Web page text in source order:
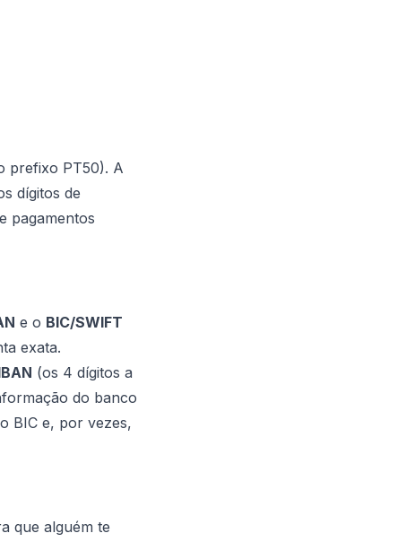
prefixo PT50). A
dígitos de
pagamentos
e o BIC/SWIFT
exata.
(os 4 dígitos a
do banco
BIC e, por vezes,
que alguém te